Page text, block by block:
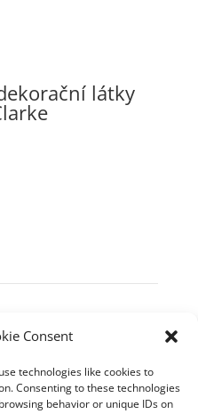
Consent
technologies like cookies to
Consenting to these technologies
behavior or unique IDs on
látky
okr. Rakovník